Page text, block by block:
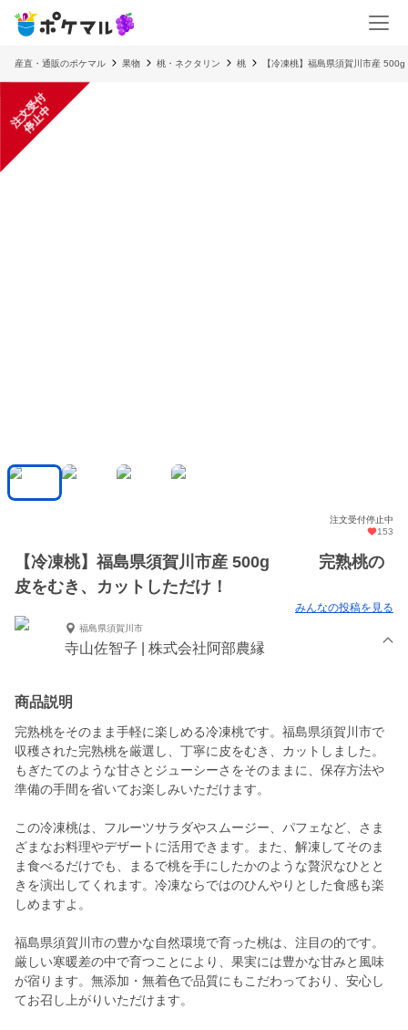
産直・通販のポケマル 果物 桃・ネクタリン 桃 【冷凍桃】福島県須賀川市産
注
文
受
付
停
止
中
注文受付停止中
153
【冷凍桃】福島県須賀川市産 500g 完熟桃の
皮をむき、カットしただけ！
みんなの投稿を見る
福島県須賀川市
寺山佐智子 | 株式会社阿部農縁
商品説明
完熟桃をそのまま手軽に楽しめる冷凍桃です。福島県須賀川市で
収穫された完熟桃を厳選し、丁寧に皮をむき、カットしました。
もぎたてのような甘さとジューシーさをそのままに、保存方法や
準備の手間を省いてお楽しみいただけます。
この冷凍桃は、フルーツサラダやスムージー、パフェなど、さま
ざまなお料理やデザートに活用できます。また、解凍してそのま
ま食べるだけでも、まるで桃を手にしたかのような贅沢なひとと
きを演出してくれます。冷凍ならではのひんやりとした食感も楽
しめますよ。
福島県須賀川市の豊かな自然環境で育った桃は、注目の的です。
厳しい寒暖差の中で育つことにより、果実には豊かな甘みと風味
が宿ります。無添加・無着色で品質にもこだわっており、安心し
てお召し上がりいただけます。